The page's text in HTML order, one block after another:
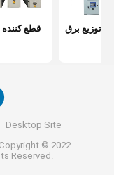
قطع کننده
توزیع برق
Desktop Site
Reserved.